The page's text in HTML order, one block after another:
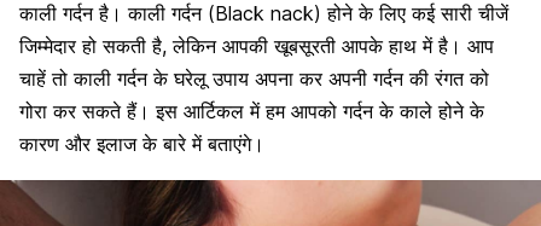
काली गर्दन है। काली गर्दन (Black nack) होने के लिए कई सारी चीजें
जिम्मेदार हो सकती है, लेकिन आपकी खूबसूरती आपके हाथ में है। आप
चाहें तो काली गर्दन के घरेलू उपाय अपना कर अपनी गर्दन की रंगत को
गोरा कर सकते हैं। इस आर्टिकल में हम आपको गर्दन के काले होने के
कारण और इलाज के बारे में बताएंगे।